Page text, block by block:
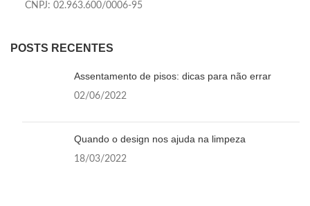
CNPJ: 02.963.600/0006-95
POSTS RECENTES
Assentamento de pisos: dicas para não errar
02/06/2022
Quando o design nos ajuda na limpeza
18/03/2022